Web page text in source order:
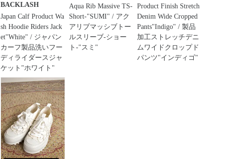
BACKLASH
Japan Calf Product Wa
sh Hoodie Riders Jack
et"White" / ジャパン
カーフ製品洗いフー
ディライダースジャ
ケット"ホワイト"
Aqua Rib Massive TS-
Short-"SUMI" / アク
アリブマッシブトー
ルスリーブ-ショー
ト-"スミ"
Product Finish Stretch
Denim Wide Cropped
Pants"Indigo" / 製品
加工ストレッチデニ
ムワイドクロップド
パンツ"インディゴ"